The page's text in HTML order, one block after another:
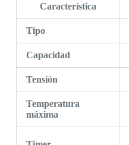
Característica
Tipo
Capacidad
Tensión
Temperatura
máxima